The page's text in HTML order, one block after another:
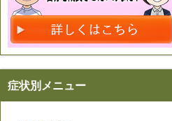
症状別メニュー